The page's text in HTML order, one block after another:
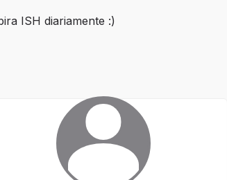
ISH diariamente :)